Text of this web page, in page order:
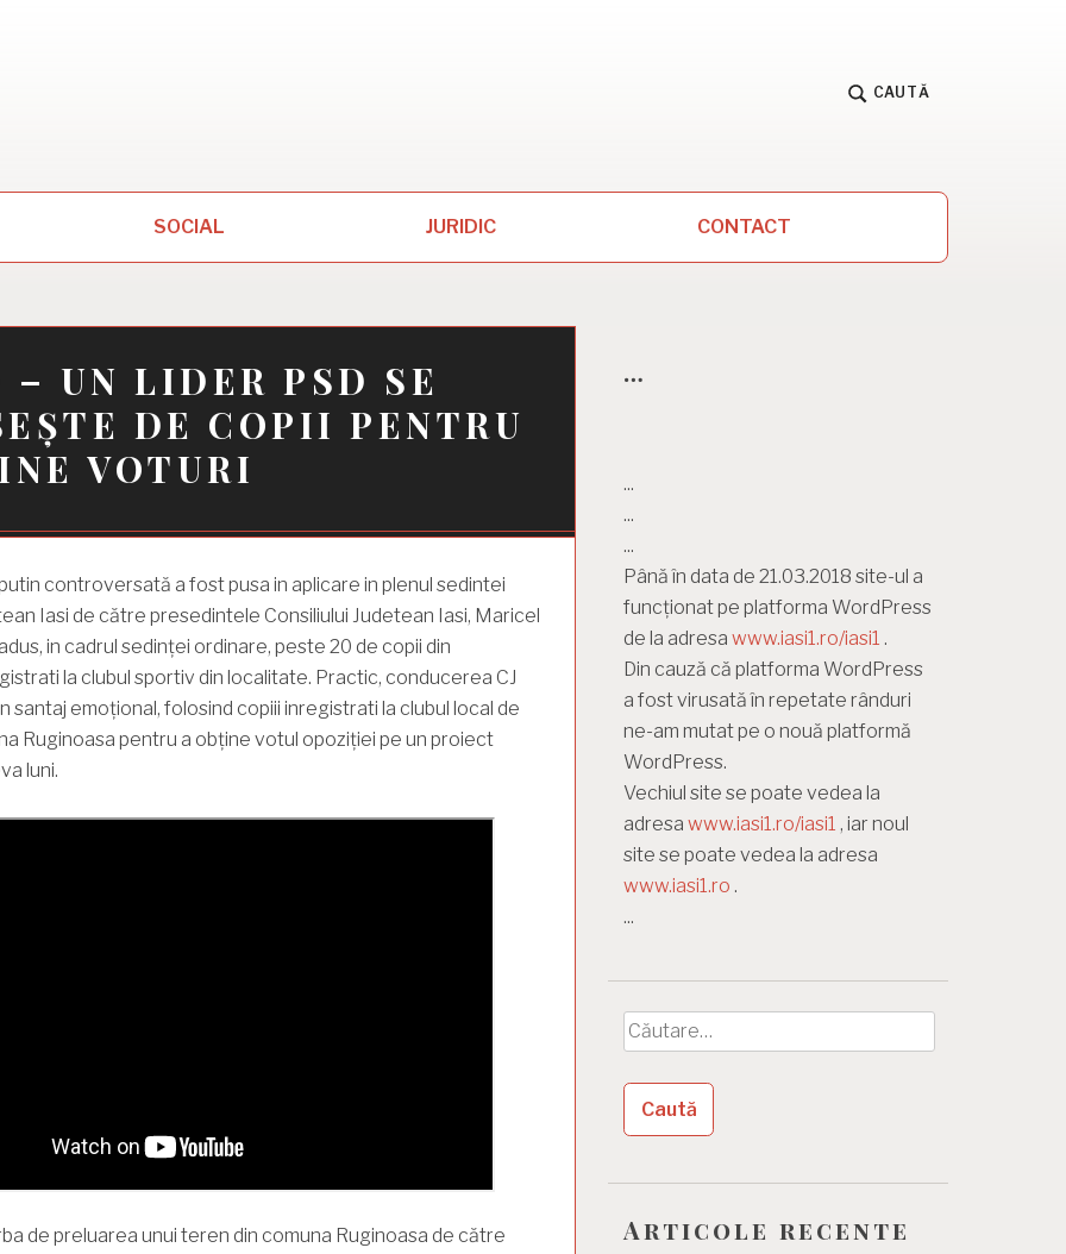
CAUTĂ
SOCIAL JURIDIC CONTACT
– UN LIDER PSD SE
DE COPII PENTRU
VOTURI
controversată a fost pusa in aplicare in plenul sedintei
Iasi de către presedintele Consiliului Judetean Iasi, Maricel
in cadrul sedinței ordinare, peste 20 de copii din
la clubul sportiv din localitate. Practic, conducerea CJ
santaj emoțional, folosind copiii inregistrati la clubul local de
Ruginoasa pentru a obține votul opoziției pe un proiect
luni.
de preluarea unui teren din comuna Ruginoasa de către
…
...
...
...
Până în data de 21.03.2018 site-ul a
funcționat pe platforma WordPress
de la adresa www.iasi1.ro/iasi1 .
Din cauză că platforma WordPress
a fost virusată în repetate rânduri
ne-am mutat pe o nouă platformă
WordPress.
Vechiul site se poate vedea la
adresa www.iasi1.ro/iasi1 , iar noul
site se poate vedea la adresa
www.iasi1.ro .
...
Caută
după:
Articole recente